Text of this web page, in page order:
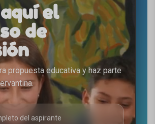
el
de
propuesta educativa y haz parte